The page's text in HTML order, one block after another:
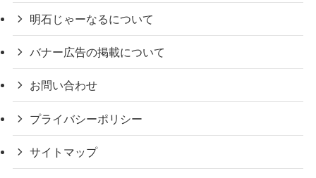
明石じゃーなるについて
バナー広告の掲載について
お問い合わせ
プライバシーポリシー
サイトマップ